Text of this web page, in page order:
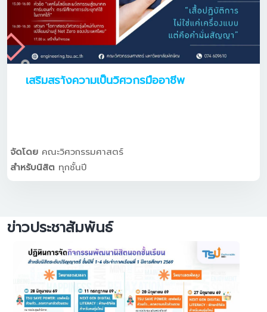
เสริมสรา้งความเป็นวิศวกรมืออาชีพ
จัดโดย คณะวิศวกรรมศาสตร์
สำหรับนิสิต ทุกชั้นปี
ข่าวประชาสัมพันธ์